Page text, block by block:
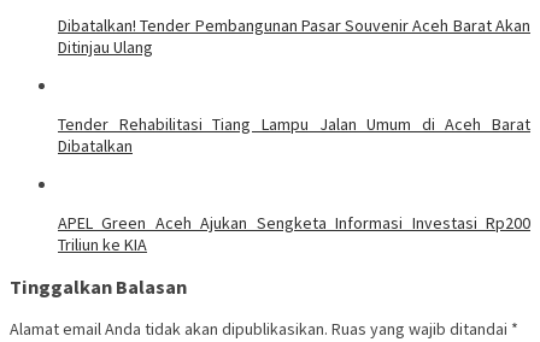
Dibatalkan! Tender Pembangunan Pasar Souvenir Aceh Barat Akan
Ditinjau Ulang
Tender Rehabilitasi Tiang Lampu Jalan Umum di Aceh Barat
Dibatalkan
APEL Green Aceh Ajukan Sengketa Informasi Investasi Rp200
Triliun ke KIA
Tinggalkan Balasan
Alamat email Anda tidak akan dipublikasikan. Ruas yang wajib ditandai *